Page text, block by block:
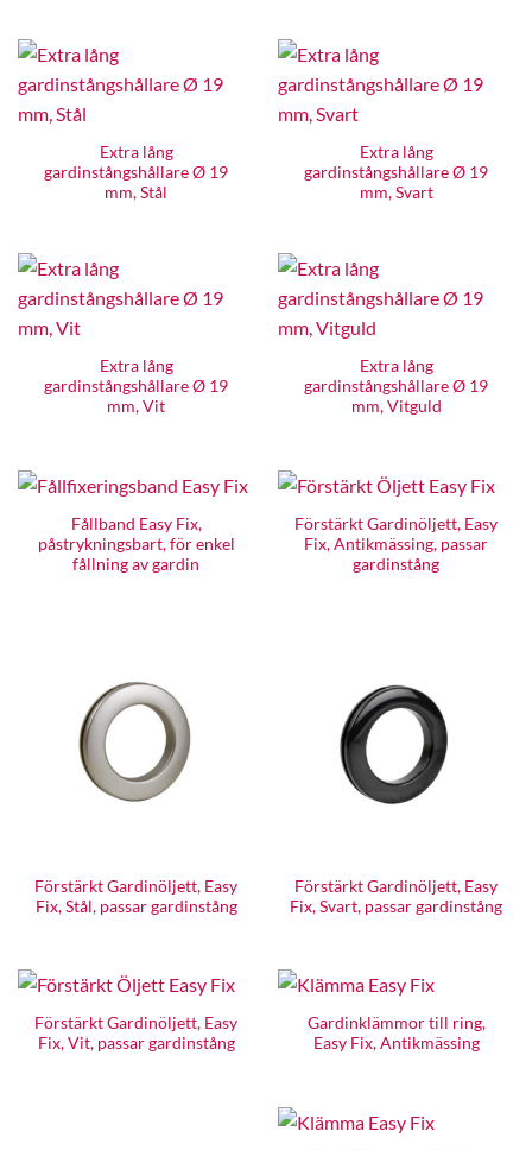
Extra lång
gardinstångshållare Ø 19
mm, Stål
Extra lång
gardinstångshållare Ø 19
mm, Svart
Extra lång
gardinstångshållare Ø 19
mm, Vit
Extra lång
gardinstångshållare Ø 19
mm, Vitguld
Fållband Easy Fix,
påstrykningsbart, för enkel
fållning av gardin
Förstärkt Gardinöljett, Easy
Fix, Antikmässing, passar
gardinstång
Förstärkt Gardinöljett, Easy
Fix, Stål, passar gardinstång
Förstärkt Gardinöljett, Easy
Fix, Svart, passar gardinstång
Förstärkt Gardinöljett, Easy
Fix, Vit, passar gardinstång
Gardinklämmor till ring,
Easy Fix, Antikmässing